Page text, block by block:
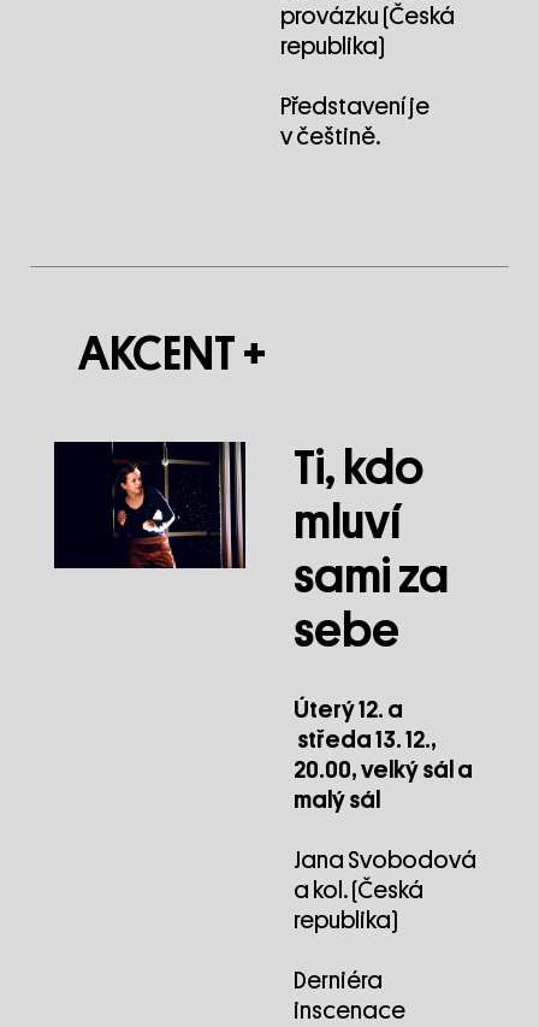
provázku (Česká
republika)
Představení je
v češtině.
AKCENT +
Ti, kdo
mluví
sami za
sebe
Úterý 12. a
středa 13. 12.,
20.00, velký sál a
malý sál
Jana Svobodová
a kol. (Česká
republika)
Derniéra
inscenace